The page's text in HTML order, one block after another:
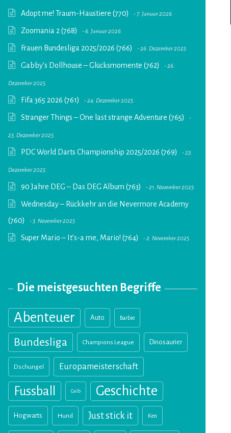
Adopt me! Traum-Haustiere (770) 7. Januar 2026
Zoomania 2 (768) 6. Januar 2026
Frauen Bundesliga 2025/2026 (766) 26. Dezember 2025
Gabby’s Dollhouse – Glücksmomente (762) 26.
Dezember 2025
Fifa 365 2026 (761) 24. Dezember 2025
Stranger Things – One last strange Adventure (765)
23. Dezember 2025
PDC World Darts Championship 2025/2026 (769) 23.
Dezember 2025
90 Jahre DEG – Das DEG Album (763) 21. November 2025
Wednesday – Rückkehr an die Nevermore Academy
(760)
3. November 2025
Super Mario – It’s-a me, Mario! (764) 2. November 2025
Die meistgesuchten Begriffe
Abenteuer Auto Barbie
Bundesliga Champions League Dinosaurier
Dschungel Europameisterschaft
Fussball Gelb Geschichte
Hogwarts Hund Just stick it Ken